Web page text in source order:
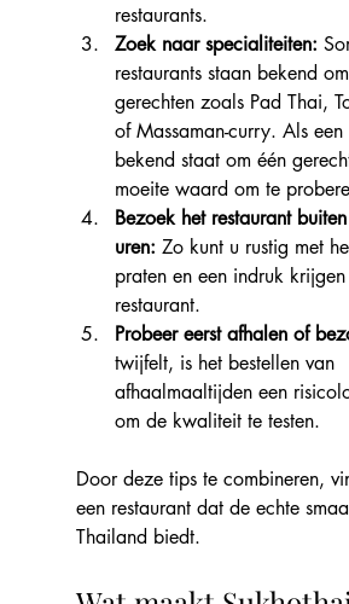
restaurants.
Zoek naar specialiteiten:
restaurants staan bekend
gerechten zoals Pad Thai,
of Massaman-curry. Als een
bekend staat om één
moeite waard om te
Bezoek het restaurant
uren: Zo kunt u rustig met
praten en een indruk
restaurant.
Probeer eerst afhalen of
twijfelt, is het bestellen van
afhaalmaaltijden een
om de kwaliteit te testen.
Door deze tips te combineren,
een restaurant dat de echte
Thailand biedt.